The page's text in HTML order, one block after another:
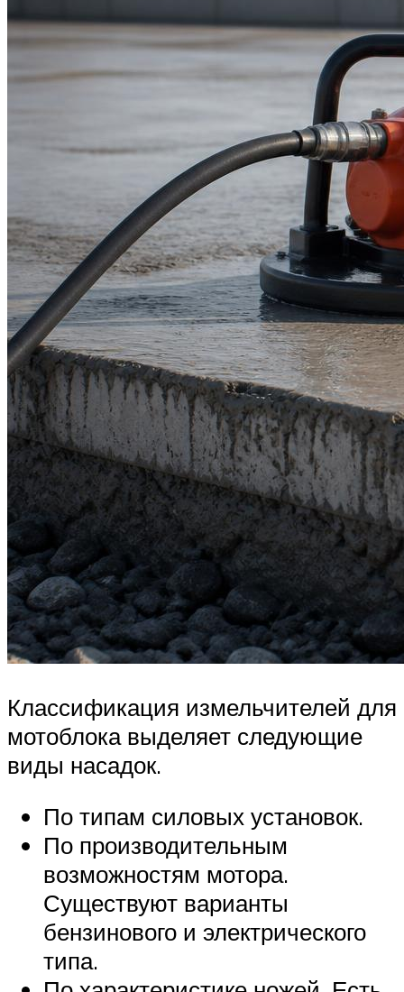
Классификация измельчителей для
мотоблока выделяет следующие
виды насадок.
По типам силовых установок.
По производительным
возможностям мотора.
Существуют варианты
бензинового и электрического
типа.